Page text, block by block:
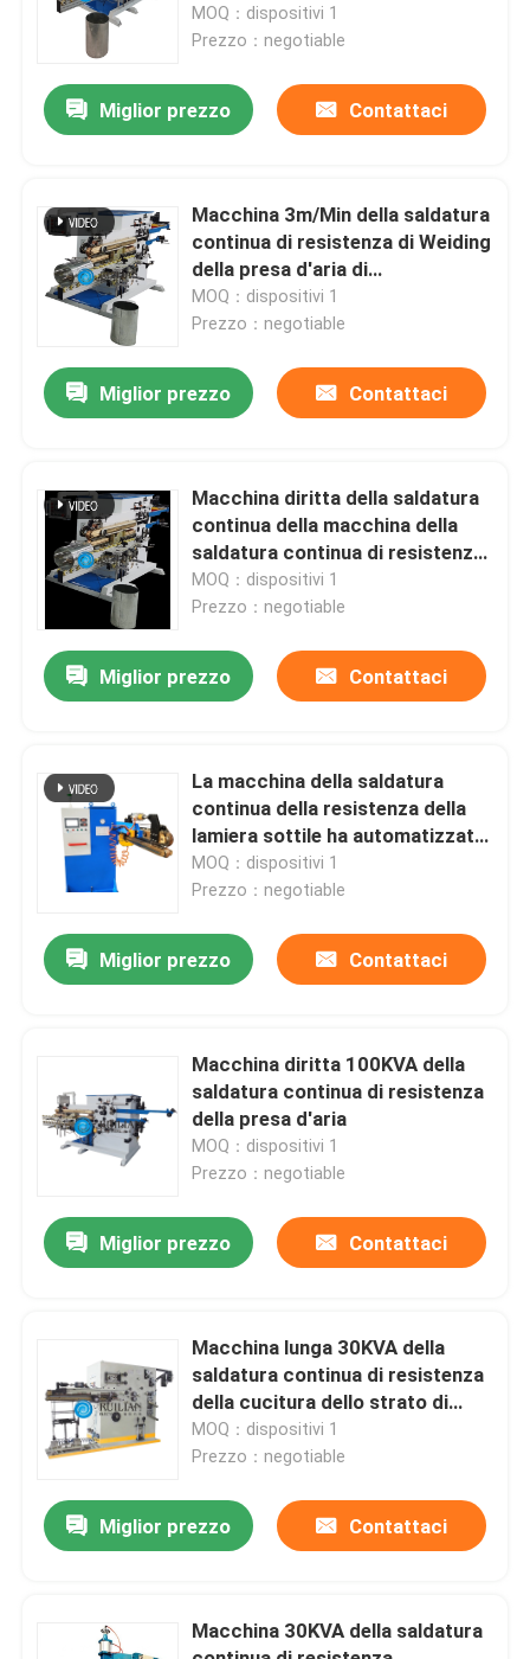
Casa
Circa noi
Controllo di qualità
Richieda una citazione
Macchina della saldatura continua di resistenza
Macchina laterale della saldatura continua
MOQ：dispositivi 1
Prezzo：negotiable
Miglior prezzo Contattaci
Macchina 3m/Min della saldatura
continua di resistenza di Weiding
della presa d'aria di
sovrapposizione 6mm
MOQ：dispositivi 1
Prezzo：negotiable
Miglior prezzo Contattaci
Macchina diritta della saldatura
continua della macchina della
saldatura continua di resistenza
della presa d'aria
MOQ：dispositivi 1
Prezzo：negotiable
Miglior prezzo Contattaci
La macchina della saldatura
continua della resistenza della
lamiera sottile ha automatizzato
il saldatore 80KVA della
resistenza
MOQ：dispositivi 1
Prezzo：negotiable
Miglior prezzo Contattaci
Macchina diritta 100KVA della
saldatura continua di resistenza
della presa d'aria
MOQ：dispositivi 1
Prezzo：negotiable
Miglior prezzo Contattaci
Macchina lunga 30KVA della
saldatura continua di resistenza
della cucitura dello strato di
acciaio inossidabile FN-30
MOQ：dispositivi 1
Prezzo：negotiable
Miglior prezzo Contattaci
Macchina 30KVA della saldatura